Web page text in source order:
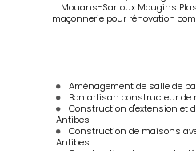
Mouans-Sartoux Mougins
maçonnerie pour rénovation
Aménagement de salle de
Bon artisan constructeur
Construction d'extension et
Antibes
Construction de maisons
Antibes